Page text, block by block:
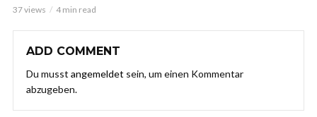
37 views 4 min read
ADD COMMENT
Du musst angemeldet sein, um einen Kommentar
abzugeben.